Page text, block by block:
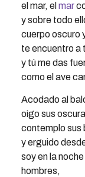
el mar, el mar
y sobre todo
cuerpo oscuro
te encuentro a
y tú me das
como el ave
Acodado al
oigo sus
contemplo sus
y erguido
soy en la
hombres,